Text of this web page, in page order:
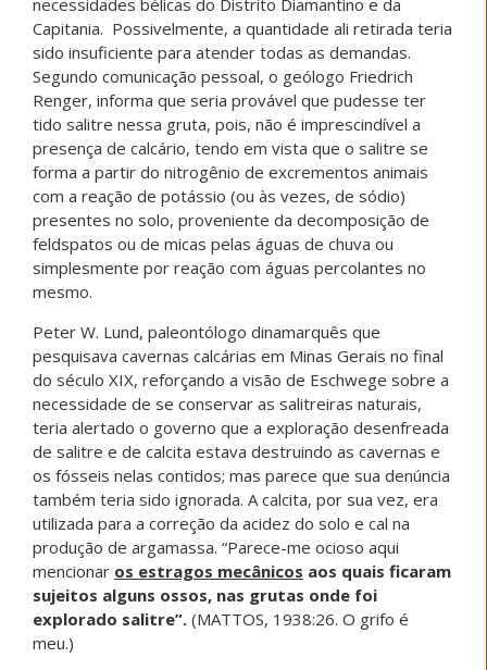
Capitania. Possivelmente, a quantidade ali retirada teria
sido insuficiente para atender todas as demandas.
Segundo comunicação pessoal, o geólogo Friedrich
Renger, informa que seria provável que pudesse ter
tido salitre nessa gruta, pois, não é imprescindível a
presença de calcário, tendo em vista que o salitre se
forma a partir do nitrogênio de excrementos animais
com a reação de potássio (ou às vezes, de sódio)
presentes no solo, proveniente da decomposição de
feldspatos ou de micas pelas águas de chuva ou
simplesmente por reação com águas percolantes no
mesmo.
Peter W. Lund, paleontólogo dinamarquês que
pesquisava cavernas calcárias em Minas Gerais no final
do século XIX, reforçando a visão de Eschwege sobre a
necessidade de se conservar as salitreiras naturais,
teria alertado o governo que a exploração desenfreada
de salitre e de calcita estava destruindo as cavernas e
os fósseis nelas contidos; mas parece que sua denúncia
também teria sido ignorada. A calcita, por sua vez, era
utilizada para a correção da acidez do solo e cal na
produção de argamassa. “Parece-me ocioso aqui
mencionar os estragos mecânicos aos quais ficaram
sujeitos alguns ossos, nas grutas onde foi
explorado salitre”. (MATTOS, 1938:26. O grifo é
meu.)